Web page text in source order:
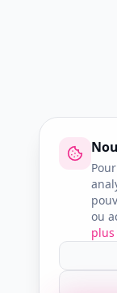
ou
plus